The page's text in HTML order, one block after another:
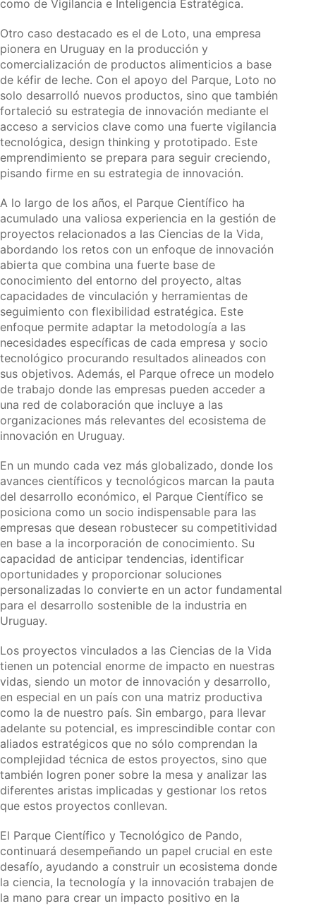
como de Vigilancia e Inteligencia Estratégica.
Otro caso destacado es el de Loto, una empresa
pionera en Uruguay en la producción y
comercialización de productos alimenticios a base
de kéfir de leche. Con el apoyo del Parque, Loto no
solo desarrolló nuevos productos, sino que también
fortaleció su estrategia de innovación mediante el
acceso a servicios clave como una fuerte vigilancia
tecnológica, design thinking y prototipado. Este
emprendimiento se prepara para seguir creciendo,
pisando firme en su estrategia de innovación.
A lo largo de los años, el Parque Científico ha
acumulado una valiosa experiencia en la gestión de
proyectos relacionados a las Ciencias de la Vida,
abordando los retos con un enfoque de innovación
abierta que combina una fuerte base de
conocimiento del entorno del proyecto, altas
capacidades de vinculación y herramientas de
seguimiento con flexibilidad estratégica. Este
enfoque permite adaptar la metodología a las
necesidades específicas de cada empresa y socio
tecnológico procurando resultados alineados con
sus objetivos. Además, el Parque ofrece un modelo
de trabajo donde las empresas pueden acceder a
una red de colaboración que incluye a las
organizaciones más relevantes del ecosistema de
innovación en Uruguay.
En un mundo cada vez más globalizado, donde los
avances científicos y tecnológicos marcan la pauta
del desarrollo económico, el Parque Científico se
posiciona como un socio indispensable para las
empresas que desean robustecer su competitividad
en base a la incorporación de conocimiento. Su
capacidad de anticipar tendencias, identificar
oportunidades y proporcionar soluciones
personalizadas lo convierte en un actor fundamental
para el desarrollo sostenible de la industria en
Uruguay.
Los proyectos vinculados a las Ciencias de la Vida
tienen un potencial enorme de impacto en nuestras
vidas, siendo un motor de innovación y desarrollo,
en especial en un país con una matriz productiva
como la de nuestro país. Sin embargo, para llevar
adelante su potencial, es imprescindible contar con
aliados estratégicos que no sólo comprendan la
complejidad técnica de estos proyectos, sino que
también logren poner sobre la mesa y analizar las
diferentes aristas implicadas y gestionar los retos
que estos proyectos conllevan.
El Parque Científico y Tecnológico de Pando,
continuará desempeñando un papel crucial en este
desafío, ayudando a construir un ecosistema donde
la ciencia, la tecnología y la innovación trabajen de
la mano para crear un impacto positivo en la